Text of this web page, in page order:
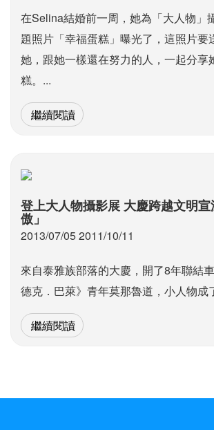
在Selina結婚前一周，她為「大人物」
題照片「幸福蛋糕」曝光了，這照片要
她，跟她一樣還在努力的人，一起分享
糕。...
繼續閱讀
登上大人物攝影展 大慶跨越文明
傲」
2013/07/05 2011/10/11
來自泰雅族部落的大慶，開了8年聯結
德克．巴萊》青年莫那魯道，小人物成
繼續閱讀